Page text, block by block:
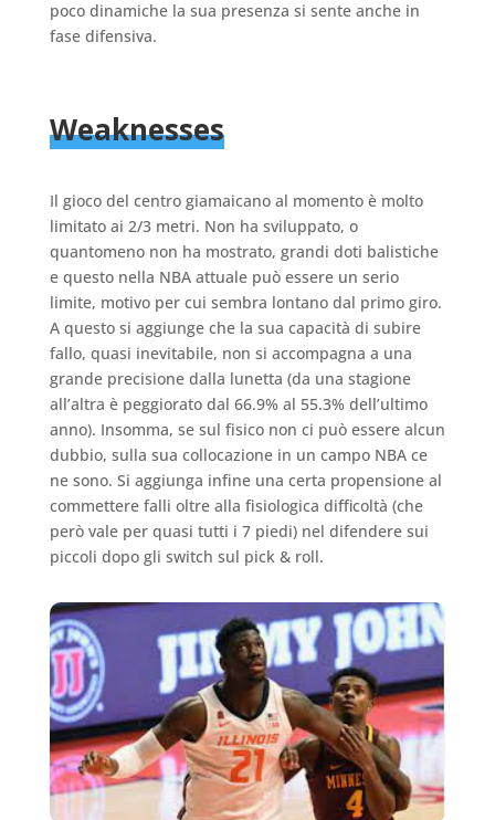
poco dinamiche la sua presenza si sente anche in
fase difensiva.
Weaknesses
Il gioco del centro giamaicano al momento è molto
limitato ai 2/3 metri. Non ha sviluppato, o
quantomeno non ha mostrato, grandi doti balistiche
e questo nella NBA attuale può essere un serio
limite, motivo per cui sembra lontano dal primo giro.
A questo si aggiunge che la sua capacità di subire
fallo, quasi inevitabile, non si accompagna a una
grande precisione dalla lunetta (da una stagione
all’altra è peggiorato dal 66.9% al 55.3% dell’ultimo
anno). Insomma, se sul fisico non ci può essere alcun
dubbio, sulla sua collocazione in un campo NBA ce
ne sono. Si aggiunga infine una certa propensione al
commettere falli oltre alla fisiologica difficoltà (che
però vale per quasi tutti i 7 piedi) nel difendere sui
piccoli dopo gli switch sul pick & roll.